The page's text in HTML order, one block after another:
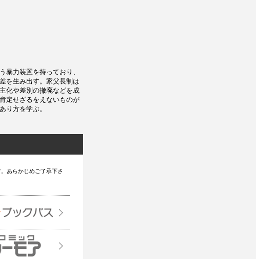
暴力装置を持っており、
を生み出す。家父長制は
化や差別の撤廃などを成
定せざるをえないものが
り方を学ぶ。
あらかじめご了承下さ